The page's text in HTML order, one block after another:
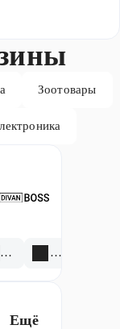
Зоотовары
1 акция 1 скидка
Ещё